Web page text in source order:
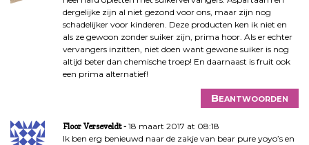
dergelijke zijn al niet gezond voor ons, maar zijn nog
schadelijker voor kinderen. Deze producten ken ik niet en
als ze gewoon zonder suiker zijn, prima hoor. Als er echter
vervangers inzitten, niet doen want gewone suiker is nog
altijd beter dan chemische troep! En daarnaast is fruit ook
een prima alternatief!
Beantwoorden
Floor Verseveldt
18 maart 2017 at 08:18
Ik ben erg benieuwd naar de zakje van bear pure yoyo’s en